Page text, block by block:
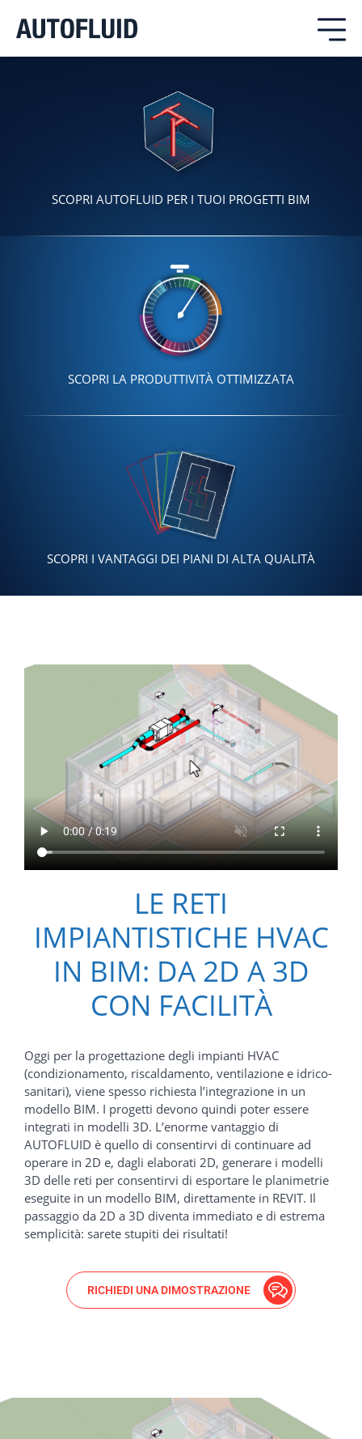
SCOPRI AUTOFLUID PER I TUOI PROGETTI BIM
SCOPRI LA PRODUTTIVITÀ OTTIMIZZATA
SCOPRI I VANTAGGI DEI PIANI DI ALTA QUALITÀ
LE RETI
IMPIANTISTICHE HVAC
IN BIM: DA 2D A 3D
CON FACILITÀ
Oggi per la progettazione degli impianti HVAC
(condizionamento, riscaldamento, ventilazione e idrico-
sanitari), viene spesso richiesta l’integrazione in un
modello BIM. I progetti devono quindi poter essere
integrati in modelli 3D. L’enorme vantaggio di
AUTOFLUID è quello di consentirvi di continuare ad
operare in 2D e, dagli elaborati 2D, generare i modelli
3D delle reti per consentirvi di esportare le planimetrie
eseguite in un modello BIM, direttamente in REVIT. Il
passaggio da 2D a 3D diventa immediato e di estrema
semplicità: sarete stupiti dei risultati!
RICHIEDI UNA DIMOSTRAZIONE